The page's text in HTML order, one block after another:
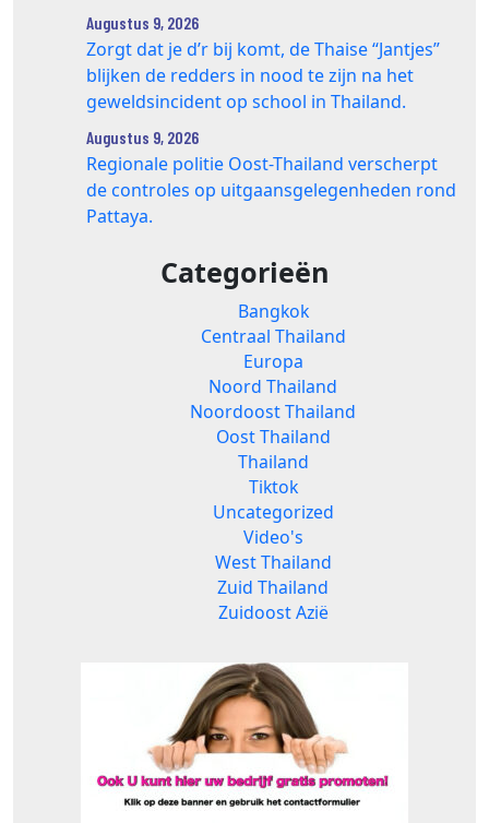
Augustus 9, 2026
Zorgt dat je d’r bij komt, de Thaise “Jantjes”
blijken de redders in nood te zijn na het
geweldsincident op school in Thailand.
Augustus 9, 2026
Regionale politie Oost-Thailand verscherpt
de controles op uitgaansgelegenheden rond
Pattaya.
Categorieën
Bangkok
Centraal Thailand
Europa
Noord Thailand
Noordoost Thailand
Oost Thailand
Thailand
Tiktok
Uncategorized
Video's
West Thailand
Zuid Thailand
Zuidoost Azië